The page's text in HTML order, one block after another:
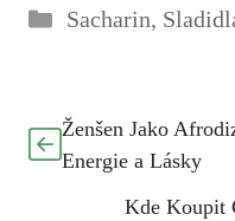
Rubriky
Sacharin,
Ženšen Jako
Energie a Lásky
Kde Koupit